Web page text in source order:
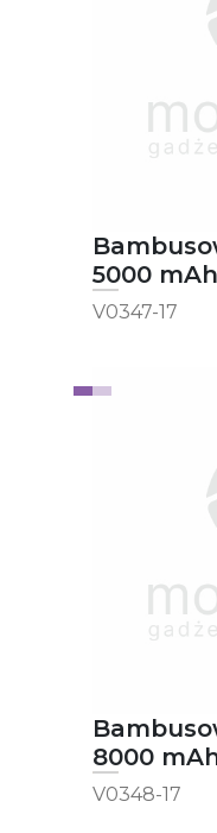
V0347-17
8000
Caroline
V0348-17